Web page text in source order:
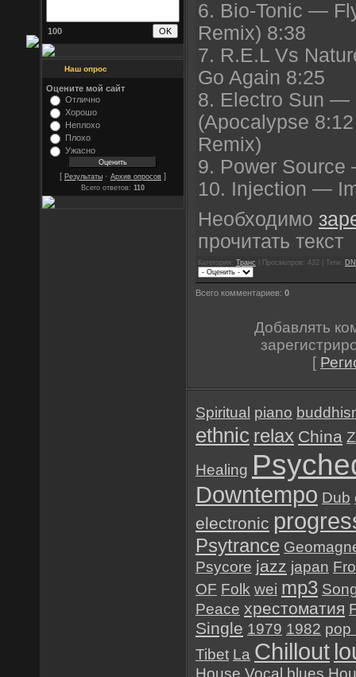
100
Наш опрос
Оцените мой сайт
Отлично
Хорошо
Неплохо
Плохо
Ужасно
[ Результаты · Архив опросов ]
Всего ответов: 110
6. Bio-Tonic —
Remix) 8:38
7. R.E.L Vs
Go Again 8:25
8. Electro Sun —
(Apocalypse 8:12
Remix)
9. Power
10. Injection —
Необходимо
прочитать текст
Категория: Транс | Просмотров: 432 | Теги:
Всего комментариев: 0
Добавлять
[
Spiritual piano
ethnic relax China
Healing
Downtempo Dub
electronic
Psytrance
Psycore jazz japan
OF Folk wei mp3
Peace хрестоматия
Single 1979 1982 pop
Tibet La Chillout
House Vocal blues